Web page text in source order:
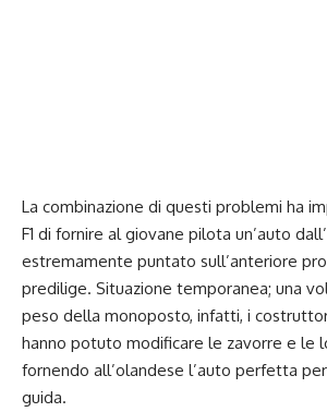
La combinazione di questi problemi ha
F1 di fornire al giovane pilota un’auto
estremamente puntato sull’anteriore
predilige. Situazione temporanea; una
peso della monoposto, infatti, i
hanno potuto modificare le zavorre e le
fornendo all’olandese l’auto perfetta
guida.